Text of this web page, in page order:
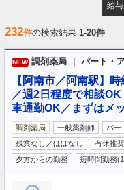
給
232件の検索結果 1-20件
NEW 調剤薬局 ｜ パート・
【阿南市／阿南駅】
／週2日程度で相談
車通勤OK／まずはメ
調剤薬局 一般薬剤師 パー
残業なし／ほぼなし
有休推奨
夕方からの勤務
短時間勤務